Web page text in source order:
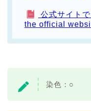
公式サイト
the official
染色：○